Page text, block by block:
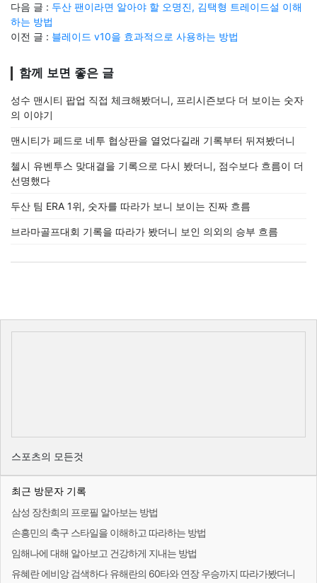
다음 글 : 두산 팬이라면 알아야 할 오명진, 김택형 트레이드설 이해
하는 방법
이전 글 : 블레이드 v10을 효과적으로 사용하는 방법
함께 보면 좋은 글
성수 맨시티 팝업 직접 체크해봤더니, 프리시즌보다 더 보이는 숫자
의 이야기
맨시티가 페드로 네투 협상판을 열었다길래 기록부터 뒤져봤더니
첼시 유벤투스 맞대결을 기록으로 다시 봤더니, 점수보다 흐름이 더
선명했다
두산 팀 ERA 1위, 숫자를 따라가 보니 보이는 진짜 흐름
브라마골프대회 기록을 따라가 봤더니 보인 의외의 승부 흐름
스포츠의 모든것
최근 방문자 기록
삼성 장찬희의 프로필 알아보는 방법
손흥민의 축구 스타일을 이해하고 따라하는 방법
임해나에 대해 알아보고 건강하게 지내는 방법
유혜란 에비앙 검색하다 유해란의 60타와 연장 우승까지 따라가봤더니